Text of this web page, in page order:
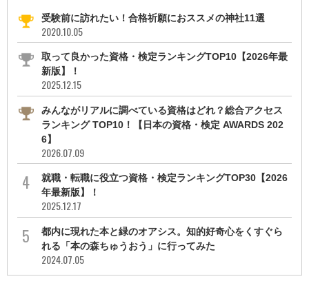
受験前に訪れたい！合格祈願におススメの神社11選
2020.10.05
取って良かった資格・検定ランキングTOP10【2026年最
新版】！
2025.12.15
みんながリアルに調べている資格はどれ？総合アクセス
ランキング TOP10！【日本の資格・検定 AWARDS 202
6】
2026.07.09
就職・転職に役立つ資格・検定ランキングTOP30【2026
年最新版】！
2025.12.17
都内に現れた本と緑のオアシス。知的好奇心をくすぐら
れる「本の森ちゅうおう」に行ってみた
2024.07.05